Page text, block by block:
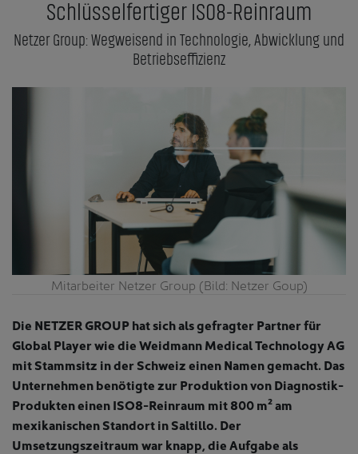
Schlüsselfertiger ISO8-Reinraum
Netzer Group: Wegweisend in Technologie, Abwicklung und
Betriebseffizienz
Mitarbeiter Netzer Group (Bild: Netzer Goup)
Die NETZER GROUP hat sich als gefragter Partner für
Global Player wie die Weidmann Medical Technology AG
mit Stammsitz in der Schweiz einen Namen gemacht. Das
Unternehmen benötigte zur Produktion von Diagnostik-
Produkteneinen ISO8-Reinraum mit 800 m² am
mexikanischen Standort in Saltillo. Der
Umsetzungszeitraum war knapp, dieAufgabe als